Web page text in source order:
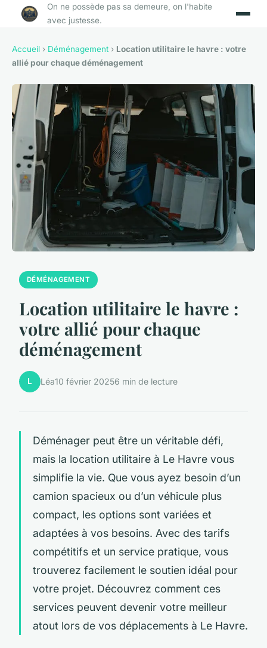
On ne possède pas sa demeure, on l'habite
avec justesse.
Accueil › Déménagement › Location utilitaire le havre : votre
allié pour chaque déménagement
DÉMÉNAGEMENT
Location utilitaire le havre :
votre allié pour chaque
déménagement
L Léa10 février 20256 min de lecture
Déménager peut être un véritable défi,
mais la location utilitaire à Le Havre vous
simplifie la vie. Que vous ayez besoin d’un
camion spacieux ou d’un véhicule plus
compact, les options sont variées et
adaptées à vos besoins. Avec des tarifs
compétitifs et un service pratique, vous
trouverez facilement le soutien idéal pour
votre projet. Découvrez comment ces
services peuvent devenir votre meilleur
atout lors de vos déplacements à Le Havre.